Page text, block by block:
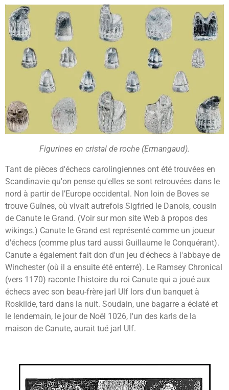
Figurines en cristal de roche (Ermangaud).
Tant de pièces d'échecs carolingiennes ont été trouvées en
Scandinavie qu'on pense qu'elles se sont retrouvées dans le
nord à partir de l’Europe occidental. Non loin de Boves se
trouve Guînes, où vivait autrefois Sigfried le Danois, cousin
de Canute le Grand. (Voir sur mon site Web à propos des
wikings.) Canute le Grand est représenté comme un joueur
d'échecs (comme plus tard aussi Guillaume le Conquérant).
Canute a également fait don d'un jeu d'échecs à l'abbaye de
Winchester (où il a ensuite été enterré). Le Ramsey Chronical
(vers 1170) raconte l'histoire du roi Canute qui a joué aux
échecs avec son beau-frère jarl Ulf lors d'un banquet à
Roskilde, tard dans la nuit. Soudain, une bagarre a éclaté et
le lendemain, le jour de Noël 1026, l'un des karls de la
maison de Canute, aurait tué jarl Ulf.